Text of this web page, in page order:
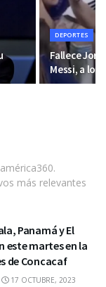
DEPORTES
Fallece
Messi, a los
más relevantes
Panamá y El
este martes en la
de Concacaf
17 OCTUBRE, 2023